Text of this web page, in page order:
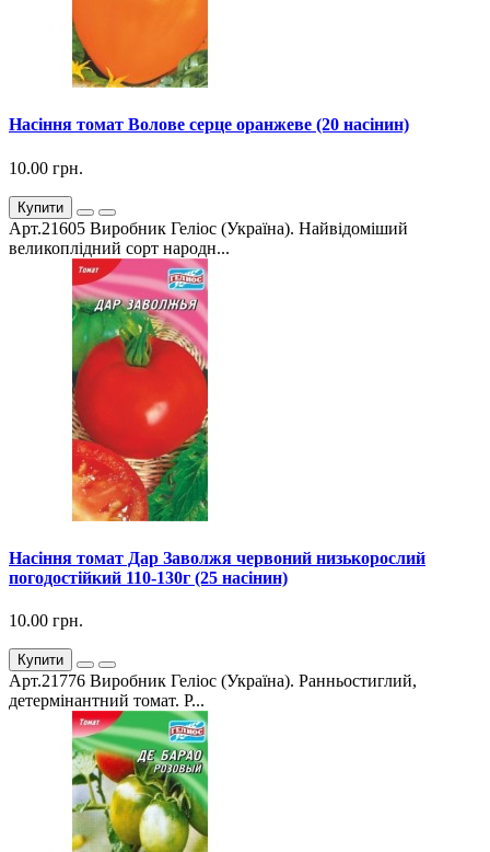
Насіння томат Волове серце оранжеве (20 насінин)
10.00 грн.
Купити
Арт.21605 Виробник Геліос (Україна). Найвідоміший
великоплідний сорт народн...
Насіння томат Дар Заволжя червоний низькорослий
погодостійкий 110-130г (25 насінин)
10.00 грн.
Купити
Арт.21776 Виробник Геліос (Україна). Ранньостиглий,
детермінантний томат. Р...